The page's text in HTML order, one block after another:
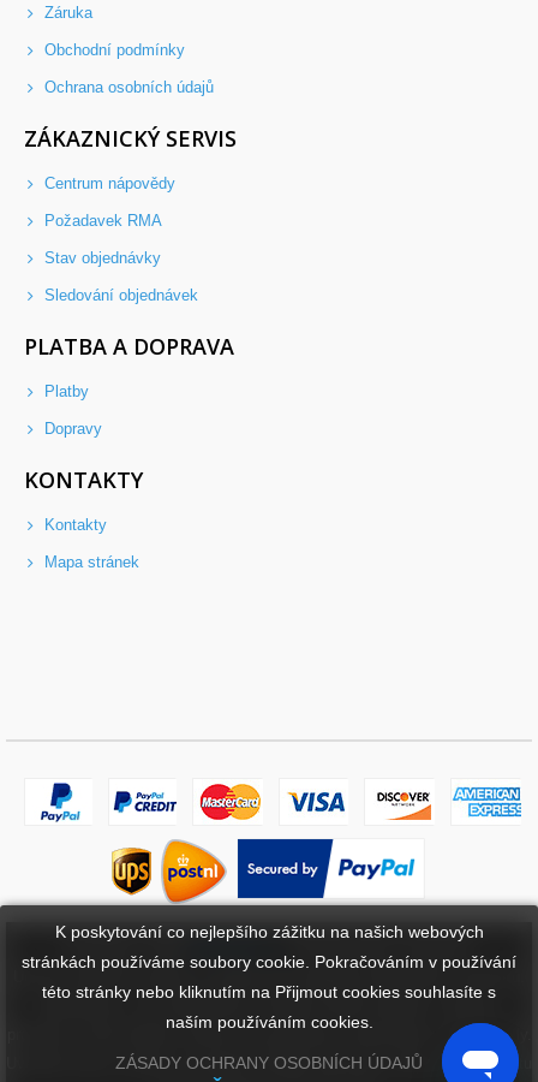
Záruka
Obchodní podmínky
Ochrana osobních údajů
ZÁKAZNICKÝ SERVIS
Centrum nápovědy
Požadavek RMA
Stav objednávky
Sledování objednávek
PLATBA A DOPRAVA
Platby
Dopravy
KONTAKTY
Kontakty
Mapa stránek
Určené ochranné známky a značky jsou majetkem příslušných vlastníků.
BaterieBuy.cz není přidružena k žádným OEM značkám. Všechny
produkty na této webové stránce jsou generické, aftermarket, náhradní díly.
Uvedené názvy značek a označení modelů mají pouze ukázat kompatibilitu
K poskytování co nejlepšího zážitku na našich webových
stránkách používáme soubory cookie. Pokračováním v používání
této stránky nebo kliknutím na Přijmout cookies souhlasíte s
naším používáním cookies.
ZÁSADY OCHRANY OSOBNÍCH ÚDAJŮ